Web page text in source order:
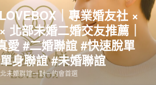
｜專業婚友社 ×
北部未婚二婚交友推薦｜
愛 #二婚聯誼 #快速脫單
身聯誼 #未婚聯誼
未婚聯誼一對一約會首選